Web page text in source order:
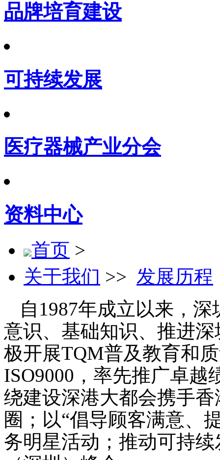
品牌培育建设
可持续发展
医疗器械产业分会
资料中心
首页 >
关于我们 >> 发展历程
自1987年成立以来，
意识、基础知识、推进
极开展TQM普及教育和
ISO9000，率先推广卓
绕建设深港大都会携手
圈；以“倡导顾客满意、
务明星活动；推动可持